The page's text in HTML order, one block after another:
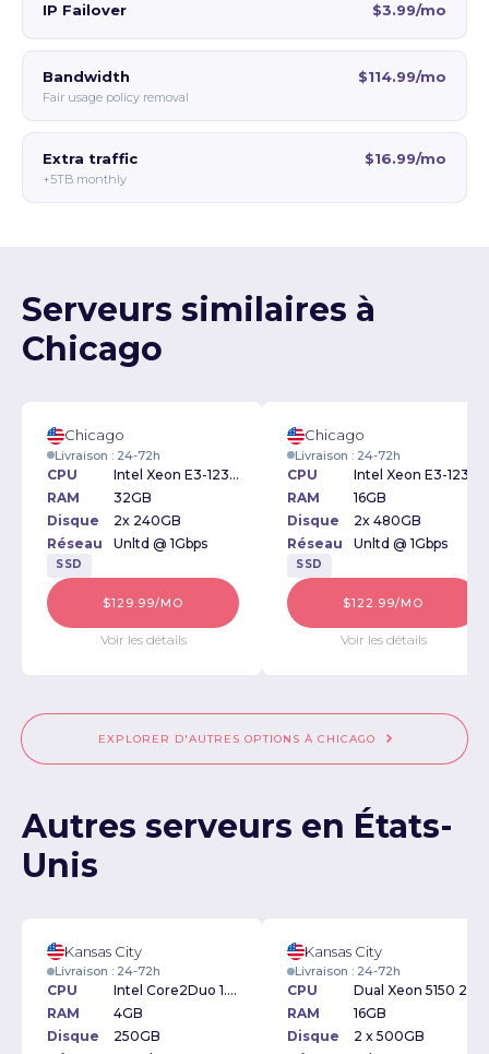
IP Failover $3.99/mo
Bandwidth
Fair usage policy removal
$114.99/mo
Extra traffic
+5TB monthly
$16.99/mo
Serveurs similaires à
Chicago
Chicago
Livraison : 24-72h
CPU
Intel Xeon E3-1230v2 3.30GHz
RAM
32GB
Disque
2x 240GB
Réseau
Unltd @ 1Gbps
SSD
$129.99/MO
Voir les détails
Chicago
Livraison : 24-72h
CPU
RAM
16GB
Disque
2x 480GB
Réseau
Unltd @ 1Gbps
SSD
$122.99/MO
Voir les détails
EXPLORER D'AUTRES OPTIONS À CHICAGO
Autres serveurs en États-
Unis
Kansas City
Livraison : 24-72h
CPU
Intel Core2Duo 1.6GHz
RAM
4GB
Disque
250GB
Kansas City
Livraison : 24-72h
CPU
RAM
16GB
Disque
2 x 500GB